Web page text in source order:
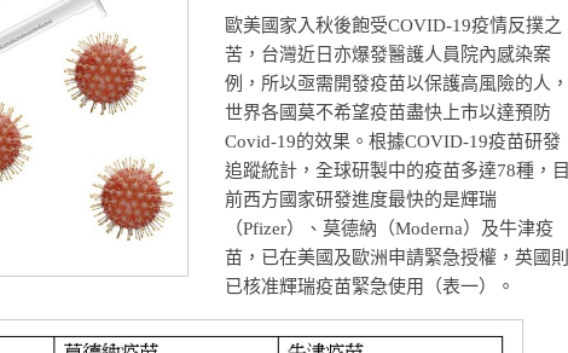
歐美國家入秋後飽受COVID-19疫情反撲之
苦，台灣近日亦爆發醫護人員院內感染案
例，所以亟需開發疫苗以保護高風險的人，
世界各國莫不希望疫苗盡快上市以達預防
Covid-19的效果。根據COVID-19疫苗研發
追蹤統計，全球研製中的疫苗多達78種，目
前西方國家研發進度最快的是輝瑞
（Pfizer）、莫德納（Moderna）及牛津疫
苗，已在美國及歐洲申請緊急授權，英國則
已核准輝瑞疫苗緊急使用（表一）。